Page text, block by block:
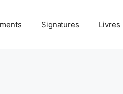
Signatures Livres